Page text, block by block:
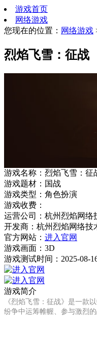
游戏首页
网络游戏
您现在的位置： 网络游戏
烈焰飞雪：征战
游戏名称： 烈焰飞雪：征
游戏题材： 国战
游戏类型： 角色扮演
游戏收费：
运营公司： 杭州烈焰网络
开发商： 杭州烈焰网络技
官方网站： 进入官网
游戏画面： 3D
游戏测试时间：2025-08-
游戏简介
《烈焰飞雪：征战》是一款
纷争中运筹帷幄、参与激烈